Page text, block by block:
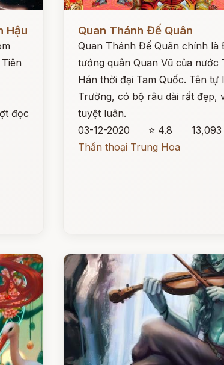
Hậu
đọc
Quan Thánh Đế Quân
Quan Thánh Đế Quân chính là
tướng quân Quan Vũ của nước
Hán thời đại Tam Quốc. Tên tự
Trường, có bộ râu dài rất đẹp,
tuyệt luân.
03-12-2020
⭐ 4.8
Thần thoại Trung Hoa